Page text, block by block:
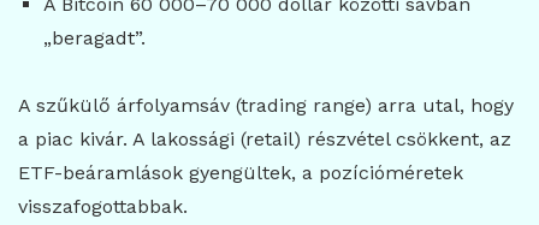
„beragadt”.
A szűkülő árfolyamsáv (trading range) arra utal, hogy
a piac kivár. A lakossági (retail) részvétel csökkent, az
ETF-beáramlások gyengültek, a pozícióméretek
visszafogottabbak.